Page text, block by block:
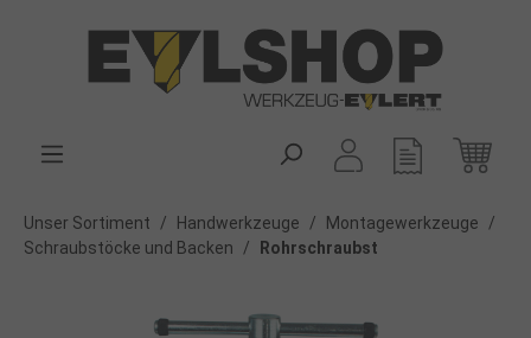
Unser Sortiment / Handwerkzeuge / Montagewerkzeuge
/
Schraubstöcke und Backen
/ Rohrschraubst